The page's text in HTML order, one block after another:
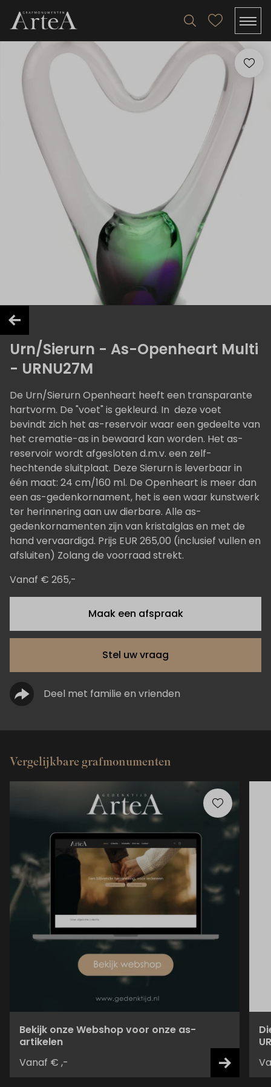
Urn/Sierurn - As-Openheart Multi
- URNU27M
De Urn/Sierurn Openheart heeft een transparante
hartvorm. De "voet" is gekleurd. In deze voet
bevindt zich het as-reservoir waar een gedeelte van
het crematie-as in bewaard kan worden. Het as-
reservoir wordt afgesloten d.m.v. een zelf-
hechtende sluitplaat. Deze Sierurn is leverbaar in
één maat: 24 cm/160 ml. De Openheart is meer dan
een as-gedenkornament, het is een waar kunstwerk
ter herinnering aan uw dierbare. Alle as-
gedenkornamenten zijn van kristalglas en met de
hand vervaardigd. Prijs EUR 265,00 (inclusief vullen en
afsluiten) Zolang de voorraad strekt.
Vanaf € 265,-
Maak een afspraak
Stel uw vraag
Deel met familie en vrienden
Vergelijkbare grafmonumenten
Bekijk onze Webshop voor onze as-
artikelen
Vanaf € ,-